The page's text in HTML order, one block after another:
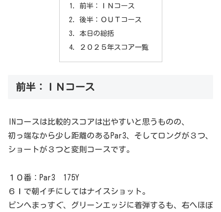
前半：ＩＮコース
後半：ＯＵＴコース
本日の総括
２０２５年スコア一覧
前半：ＩＮコース
INコースは比較的スコアは出やすいと思うものの、
初っ端なから少し距離のあるPar3、そしてロングが３つ、
ショートが３つと変則コースです。
１０番：Par3 175Y
６Ｉで朝イチにしてはナイスショット。
ピンへまっすぐ、グリーンエッジに着弾するも、右へほぼ